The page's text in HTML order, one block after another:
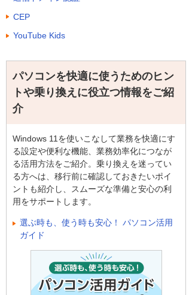
CEP
YouTube Kids
パソコンを快適に使うためのヒン
トや乗り換えに役立つ情報をご紹
介
Windows 11を使いこなして業務を快適にす
る設定や便利な機能、業務効率化につなが
る活用方法をご紹介。乗り換えを迷ってい
る方へは、移行前に確認しておきたいポイ
ントも紹介し、スムーズな準備と安心の利
用をサポートします。
選ぶ時も、使う時も安心！ パソコン活用
ガイド